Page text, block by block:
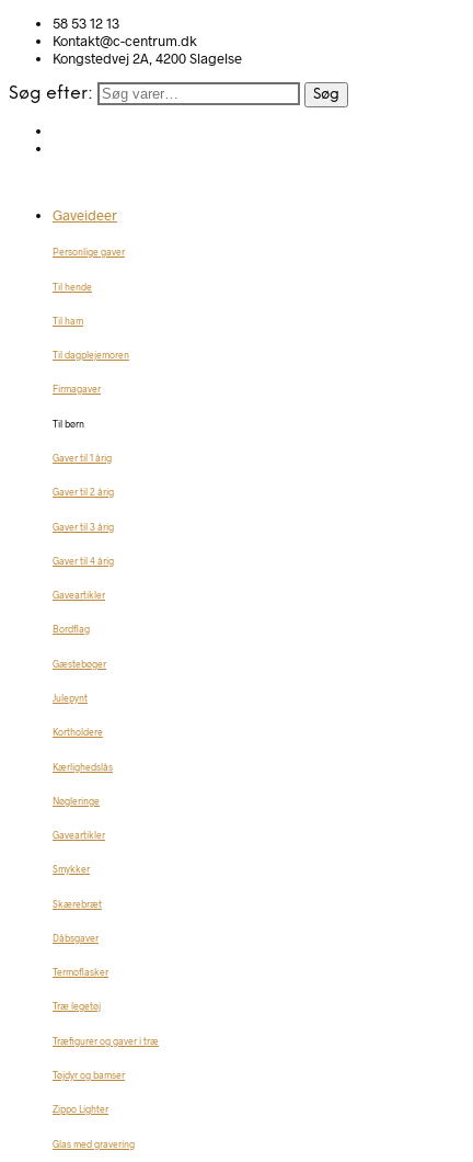
58 53 12 13
Kontakt@c-centrum.dk
Kongstedvej 2A, 4200 Slagelse
Søg efter: Søg
Gaveideer
Personlige gaver
Til hende
Til ham
Til dagplejemoren
Firmagaver
Til børn
Gaver til 1 årig
Gaver til 2 årig
Gaver til 3 årig
Gaver til 4 årig
Gaveartikler
Bordflag
Gæstebøger
Julepynt
Kortholdere
Kærlighedslås
Nøgleringe
Gaveartikler
Smykker
Skærebræt
Dåbsgaver
Termoflasker
Træ legetøj
Træfigurer og gaver i træ
Tøjdyr og bamser
Zippo Lighter
Glas med gravering